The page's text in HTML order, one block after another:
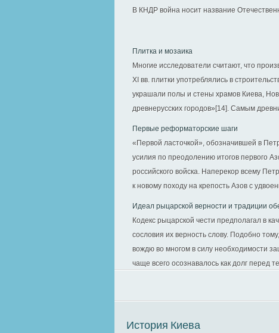
В КНДР война носит название
Плитка и мозаика
Многие исследователи считают, что
XI вв. плитки употреблялись в
украшали полы и стены храмов Киева,
древнерусских городов»[14]. Самым
Первые реформаторские шаги
«Первой ласточкой», обозначившей в
усилия по преодолению итогов первого
российского войска. Наперекор всему
к новому походу на крепость Азов с
Идеал рыцарской верности и традиции
Кодекс рыцарской чести предполагал в
сословия их верность слову. Подобно
вождю во многом в силу необходимости
чаще всего осознавалось как долг перед
История Киева